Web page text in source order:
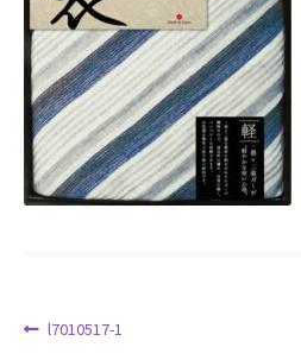
CF campaign form
CF Listing Page
Request a Quote
Products Visibility
投 前
l7010517-1